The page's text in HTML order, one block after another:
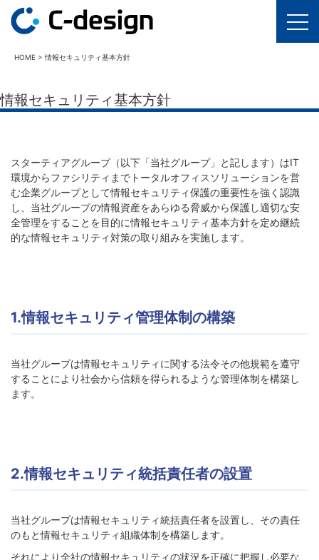
HOME > 情報セキュリティ基本方針
情報セキュリティ基本方針
スターティアグループ（以下「当社グループ」と記します）はIT
環境からファシリティまでトータルオフィスソリューションを営
む企業グループとして情報セキュリティ保護の重要性を強く認識
し、当社グループの情報資産をあらゆる脅威から保護し適切な安
全管理をすることを目的に情報セキュリティ基本方針を定め継続
的な情報セキュリティ対策の取り組みを実施します。
1.情報セキュリティ管理体制の構築
当社グループは情報セキュリティに関する法令その他規範を遵守
することにより社会から信頼を得られるような管理体制を構築し
ます。
2.情報セキュリティ統括責任者の設置
当社グループは情報セキュリティ統括責任者を設置し、その責任
のもと情報セキュリティ組織体制を構築します。
それにより全社の情報セキュリティの状況を正確に把握し必要な